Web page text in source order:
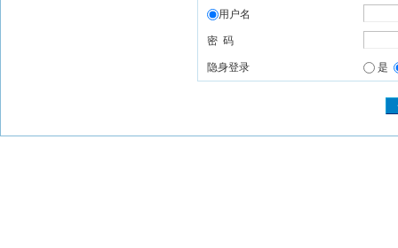
用户名
密 码
隐身登录 是